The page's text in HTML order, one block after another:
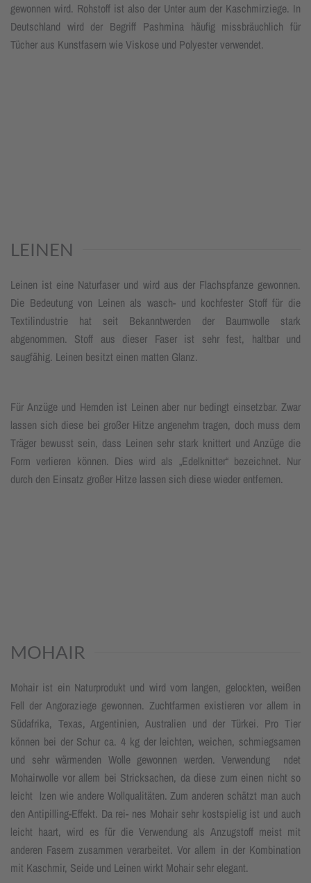
gewonnen wird. Rohstoff ist also der Unter aum der Kaschmirziege. In
Deutschland wird der Begriff Pashmina häufig missbräuchlich für
Tücher aus Kunstfasern wie Viskose und Polyester verwendet.
LEINEN
Leinen ist eine Naturfaser und wird aus der Flachspfanze gewonnen.
Die Bedeutung von Leinen als wasch- und kochfester Stoff für die
Textilindustrie hat seit Bekanntwerden der Baumwolle stark
abgenommen. Stoff aus dieser Faser ist sehr fest, haltbar und
saugfähig. Leinen besitzt einen matten Glanz.
Für Anzüge und Hemden ist Leinen aber nur bedingt einsetzbar. Zwar
lassen sich diese bei großer Hitze angenehm tragen, doch muss dem
Träger bewusst sein, dass Leinen sehr stark knittert und Anzüge die
Form verlieren können. Dies wird als „Edelknitter“ bezeichnet. Nur
durch den Einsatz großer Hitze lassen sich diese wieder entfernen.
MOHAIR
Mohair ist ein Naturprodukt und wird vom langen, gelockten, weißen
Fell der Angoraziege gewonnen. Zuchtfarmen existieren vor allem in
Südafrika, Texas, Argentinien, Australien und der Türkei. Pro Tier
können bei der Schur ca. 4 kg der leichten, weichen, schmiegsamen
und sehr wärmenden Wolle gewonnen werden. Verwendung ndet
Mohairwolle vor allem bei Stricksachen, da diese zum einen nicht so
leicht lzen wie andere Wollqualitäten. Zum anderen schätzt man auch
den Antipilling-Effekt. Da rei- nes Mohair sehr kostspielig ist und auch
leicht haart, wird es für die Verwendung als Anzugstoff meist mit
anderen Fasern zusammen verarbeitet. Vor allem in der Kombination
mit Kaschmir, Seide und Leinen wirkt Mohair sehr elegant.